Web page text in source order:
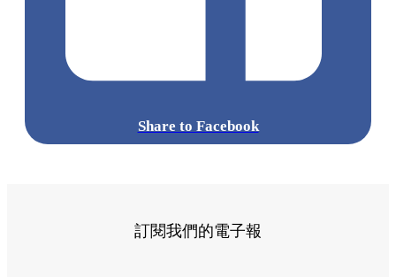
Share to Facebook
訂閱我們的電子報